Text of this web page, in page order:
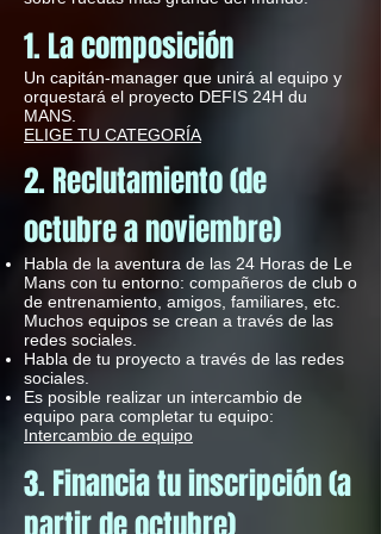
1. La composición
Un capitán-manager que unirá al equipo y
orquestará el proyecto DEFIS 24H du
MANS.
ELIGE TU CATEGORÍA
2. Reclutamiento (de
octubre a noviembre)
Habla de la aventura de las 24 Horas de Le
Mans con tu entorno: compañeros de club o
de entrenamiento, amigos, familiares, etc.
Muchos equipos se crean a través de las
redes sociales.
Habla de tu proyecto a través de las redes
sociales.
Es posible realizar un intercambio de
equipo para completar tu equipo:
Intercambio de equipo
3. Financia tu inscripción (a